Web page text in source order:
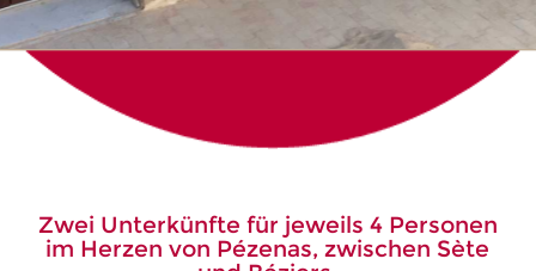
Zwei Unterkünfte für jeweils 4 Personen
im Herzen von Pézenas, zwischen Sète